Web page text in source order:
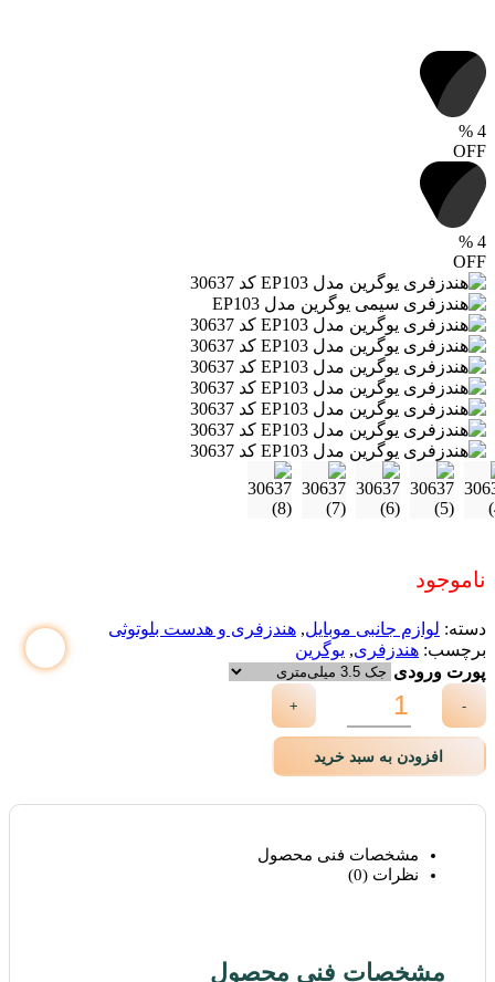
4
%
OFF
4
%
OFF
ناموجود
دسته: لوازم جانبی موبایل, هندزفری و هدست بلوتوثی
برچسب: هندزفری, یوگرین
پورت ورودی
-
+
افزودن به سبد خرید
مشخصات فنی محصول
نظرات (0)
مشخصات فنی محصول